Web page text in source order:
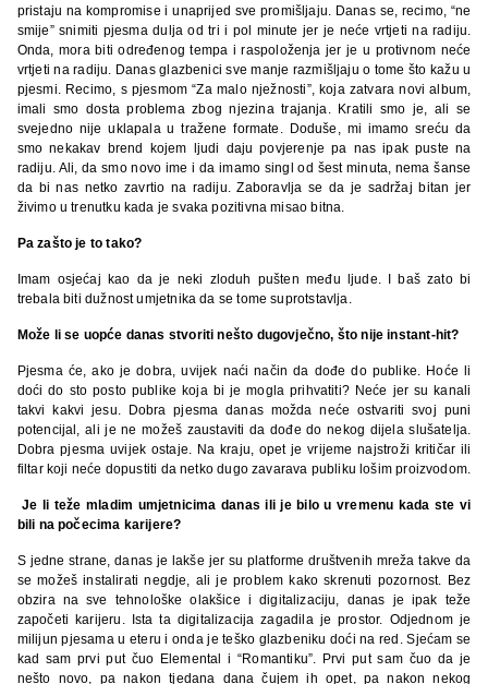
pristaju na kompromise i unaprijed sve promišljaju. Danas se, recimo, “ne
smije” snimiti pjesma dulja od tri i pol minute jer je neće vrtjeti na radiju.
Onda, mora biti određenog tempa i raspoloženja jer je u protivnom neće
vrtjeti na radiju. Danas glazbenici sve manje razmišljaju o tome što kažu u
pjesmi. Recimo, s pjesmom “Za malo nježnosti”, koja zatvara novi album,
imali smo dosta problema zbog njezina trajanja. Kratili smo je, ali se
svejedno nije uklapala u tražene formate. Doduše, mi imamo sreću da
smo nekakav brend kojem ljudi daju povjerenje pa nas ipak puste na
radiju. Ali, da smo novo ime i da imamo singl od šest minuta, nema šanse
da bi nas netko zavrtio na radiju. Zaboravlja se da je sadržaj bitan jer
živimo u trenutku kada je svaka pozitivna misao bitna.
Pa zašto je to tako?
Imam osjećaj kao da je neki zloduh pušten među ljude. I baš zato bi
trebala biti dužnost umjetnika da se tome suprotstavlja.
Može li se uopće danas stvoriti nešto dugovječno, što nije instant-hit?
Pjesma će, ako je dobra, uvijek naći način da dođe do publike. Hoće li
doći do sto posto publike koja bi je mogla prihvatiti? Neće jer su kanali
takvi kakvi jesu. Dobra pjesma danas možda neće ostvariti svoj puni
potencijal, ali je ne možeš zaustaviti da dođe do nekog dijela slušatelja.
Dobra pjesma uvijek ostaje. Na kraju, opet je vrijeme najstroži kritičar ili
filtar koji neće dopustiti da netko dugo zavarava publiku lošim proizvodom.
Je li teže mladim umjetnicima danas ili je bilo u vremenu kada ste vi
bili na počecima karijere?
S jedne strane, danas je lakše jer su platforme društvenih mreža takve da
se možeš instalirati negdje, ali je problem kako skrenuti pozornost. Bez
obzira na sve tehnološke olakšice i digitalizaciju, danas je ipak teže
započeti karijeru. Ista ta digitalizacija zagadila je prostor. Odjednom je
milijun pjesama u eteru i onda je teško glazbeniku doći na red. Sjećam se
kad sam prvi put čuo Elemental i “Romantiku”. Prvi put sam čuo da je
nešto novo, pa nakon tjedana dana čujem ih opet, pa nakon nekog